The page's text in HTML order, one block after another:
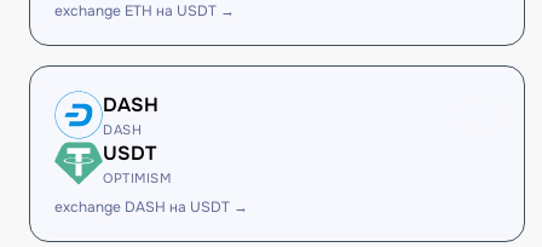
exchange ETH на USDT →
DASH
DASH
USDT
OPTIMISM
exchange DASH на USDT →